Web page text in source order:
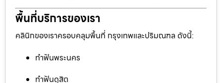
พื้นที่บริการของเรา
คลินิกของเราครอบคลุมพื้นที่ กรุงเทพและปริมณฑล ดังนี้:
ทำฟันพระนคร
ทำฟันดุสิต